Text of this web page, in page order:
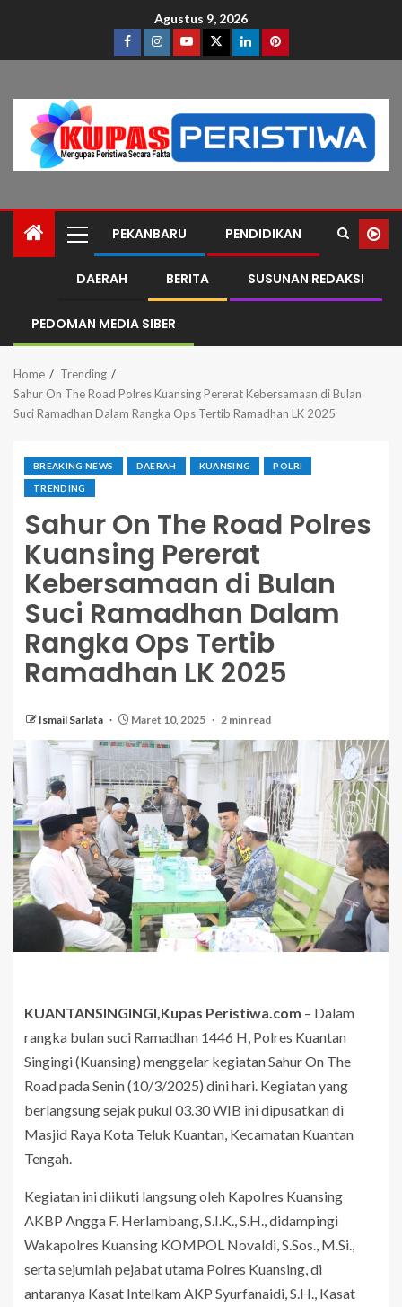
Agustus 9, 2026
PEKANBARU PENDIDIKAN
DAERAH BERITA SUSUNAN REDAKSI
PEDOMAN MEDIA SIBER
Home
Trending
Sahur On The Road Polres Kuansing Pererat Kebersamaan di Bulan
Suci Ramadhan Dalam Rangka Ops Tertib Ramadhan LK 2025
BREAKING NEWS DAERAH KUANSING POLRI
TRENDING
Sahur On The Road Polres
Kuansing Pererat
Kebersamaan di Bulan
Suci Ramadhan Dalam
Rangka Ops Tertib
Ramadhan LK 2025
Ismail Sarlata Maret 10, 2025 2 min read
KUANTANSINGINGI,Kupas Peristiwa.com – Dalam
rangka bulan suci Ramadhan 1446 H, Polres Kuantan
Singingi (Kuansing) menggelar kegiatan Sahur On The
Road pada Senin (10/3/2025) dini hari. Kegiatan yang
berlangsung sejak pukul 03.30 WIB ini dipusatkan di
Masjid Raya Kota Teluk Kuantan, Kecamatan Kuantan
Tengah.
Kegiatan ini diikuti langsung oleh Kapolres Kuansing
AKBP Angga F. Herlambang, S.I.K., S.H., didampingi
Wakapolres Kuansing KOMPOL Novaldi, S.Sos., M.Si.,
serta sejumlah pejabat utama Polres Kuansing, di
antaranya Kasat Intelkam AKP Syurfanaidi, S.H., Kasat